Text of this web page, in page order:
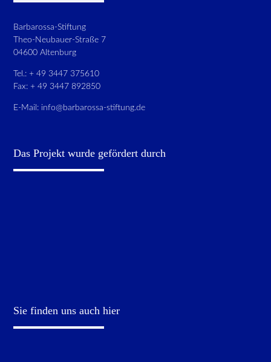
Barbarossa-Stiftung
Theo-Neubauer-Straße 7
04600 Altenburg
Tel.: + 49 3447 375610
Fax: + 49 3447 892850
E-Mail: info@barbarossa-stiftung.de
Das Projekt wurde gefördert durch
Sie finden uns auch hier